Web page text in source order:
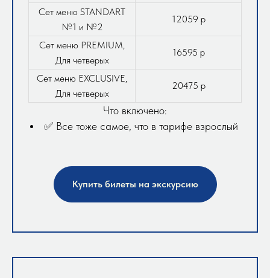
Сет меню STANDART
№1 и №2
12059 р
Сет меню PREMIUM,
Для четверых
16595 р
Сет меню EXCLUSIVE,
Для четверых
20475 р
Что включено:
✅ Все тоже самое, что в тарифе взрослый
Купить билеты на экскурсию